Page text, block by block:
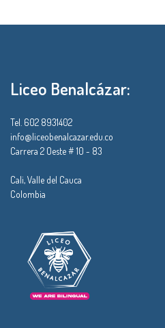
Liceo Benalcázar:
Tel. 602 8931402
info@liceobenalcazar.edu.co
Carrera 2 Oeste # 10 - 83
Cali, Valle del Cauca
Colombia